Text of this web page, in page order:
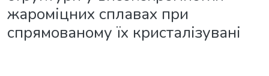
жароміцних сплавах при
спрямованому їх кристалізувані